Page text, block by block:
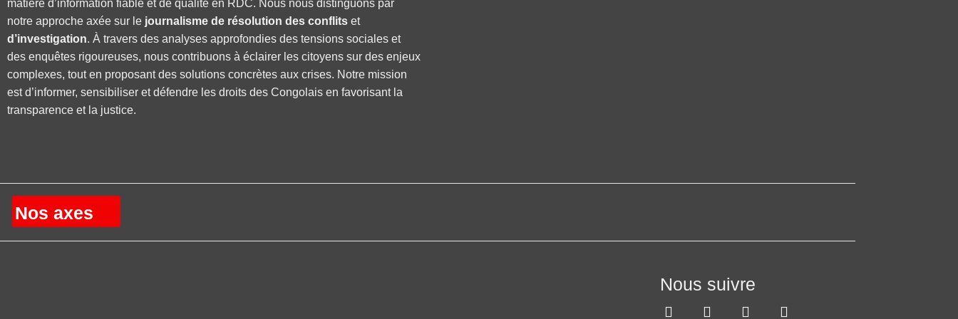
matière d’information fiable et de qualité en RDC. Nous nous distinguons par
notre approche axée sur le journalisme de résolution des conflits et
d’investigation. À travers des analyses approfondies des tensions sociales et
des enquêtes rigoureuses, nous contribuons à éclairer les citoyens sur des enjeux
complexes, tout en proposant des solutions concrètes aux crises. Notre mission
est d’informer, sensibiliser et défendre les droits des Congolais en favorisant la
transparence et la justice.
Nos axes
Nous suivre